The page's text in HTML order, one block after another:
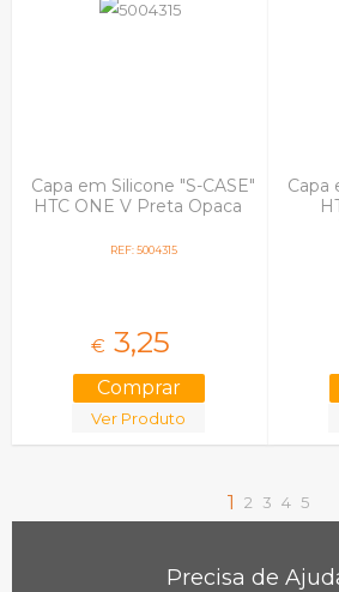
Capa em Silicone "S-CASE"
HTC ONE V Preta Opaca
REF: 5004315
€ 3,25
Ver Produto
Capa
1 2 3 4 5
Precisa de